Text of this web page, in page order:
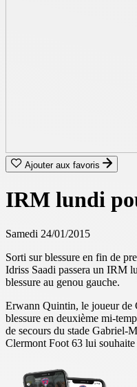
Ajouter aux favoris
IRM lundi
Samedi 24/01/2015
Sorti sur blessure en fin de
Idriss Saadi passera un IRM
blessure au genou gauche.
Erwann Quintin, le joueur de
blessure en deuxième mi-
de secours du stade Gabriel-
Clermont Foot 63 lui